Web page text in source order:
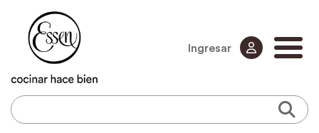
Ingresar